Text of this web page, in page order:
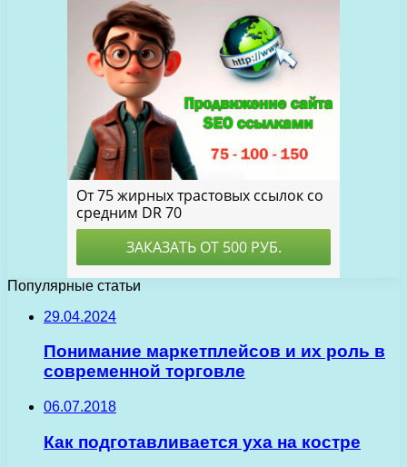
Популярные статьи
29.04.2024
Понимание маркетплейсов и их роль в
современной торговле
06.07.2018
Как подготавливается уха на костре